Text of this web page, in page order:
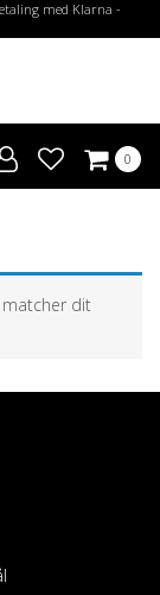
med Klarna -
0
matcher dit